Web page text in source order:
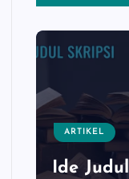
ARTIKEL
Ide